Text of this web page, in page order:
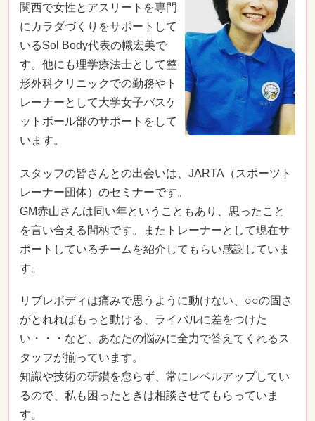
関西で女性とアスリートを専門
にカラダづくりをサポートして
いるSol Body代表の幟宏美で
す。他にも理学療法士として整
形外科クリニックでの勤務やト
レーナーとして大学女子バスケ
ットボール部のサポートをして
います。
スタッフの皆さんとの出会いは、JARTA（スポーツト
レーナー団体）のセミナーです。
GM赤山さんは同い年ということもあり、思ったこと
を言い合える間柄です。またトレーナーとして現在サ
ポートしているチームを紹介してもらい感謝していま
す。
リブレボディは痛みで思うように動けない、○○の固さ
がとれればもっと動ける、ライバルに差をつけた
い・・・など、あなたの悩みに全力で答えてくれるス
タッフが揃っています。
知識や技術の研鑚を怠らず、常にレベルアップしてい
るので、私も困ったときは相談させてもらっていま
す。